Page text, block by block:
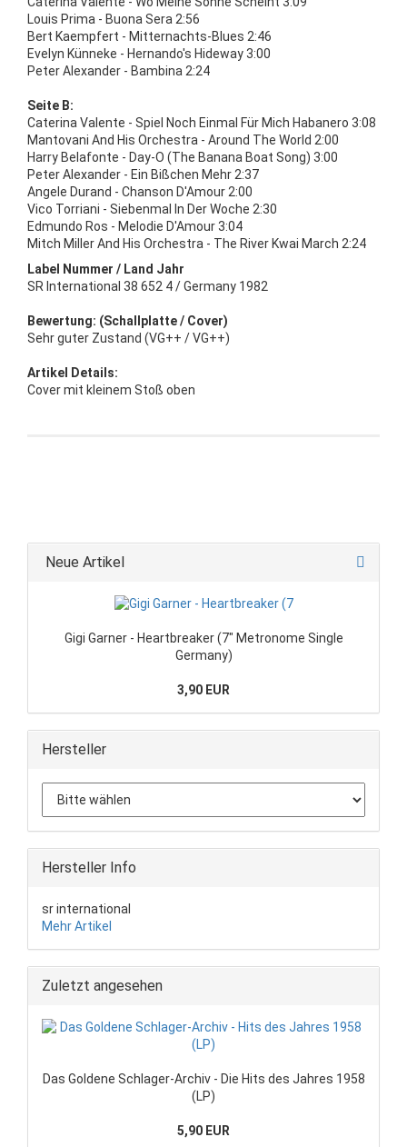
Louis Prima - Buona Sera 2:56
Bert Kaempfert - Mitternachts-Blues 2:46
Evelyn Künneke - Hernando's Hideway 3:00
Peter Alexander - Bambina 2:24
Seite B:
Caterina Valente - Spiel Noch Einmal Für Mich Habanero 3:08
Mantovani And His Orchestra - Around The World 2:00
Harry Belafonte - Day-O (The Banana Boat Song) 3:00
Peter Alexander - Ein Bißchen Mehr 2:37
Angele Durand - Chanson D'Amour 2:00
Vico Torriani - Siebenmal In Der Woche 2:30
Edmundo Ros - Melodie D'Amour 3:04
Mitch Miller And His Orchestra - The River Kwai March 2:24
Label Nummer / Land Jahr
SR International 38 652 4 / Germany 1982
Bewertung: (Schallplatte / Cover)
Sehr guter Zustand (VG++ / VG++)
Artikel Details:
Cover mit kleinem Stoß oben
Neue Artikel
Gigi Garner - Heartbreaker (7" Metronome Single
Germany)
3,90 EUR
Hersteller
Hersteller Info
sr international
Mehr Artikel
Zuletzt angesehen
Das Goldene Schlager-Archiv - Die Hits des Jahres 1958
(LP)
5,90 EUR